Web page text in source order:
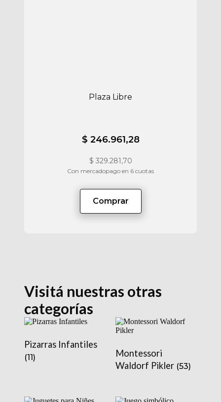
Plaza Libre
$ 246.961,28
$ 329.281,70
Con mercadopago en 6 cuotas
Comprar
Visitá nuestras otras
categorías
Pizarras Infantiles
(11)
Montessori
Waldorf Pikler (53)